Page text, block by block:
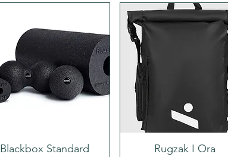
Blackbox Standard Rugzak I Ora